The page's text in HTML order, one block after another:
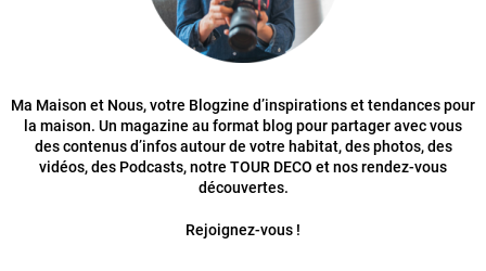
Ma Maison et Nous, votre Blogzine d’inspirations et tendances pour
la maison. Un magazine au format blog pour partager avec vous
des contenus d’infos autour de votre habitat, des photos, des
vidéos, des Podcasts, notre TOUR DECO et nos rendez-vous
découvertes.
Rejoignez-vous !